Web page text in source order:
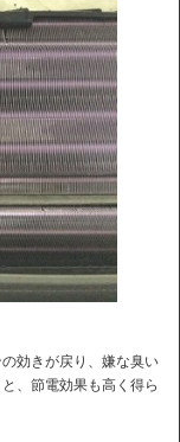
効きが戻り、嫌な臭い
、節電効果も高く得ら